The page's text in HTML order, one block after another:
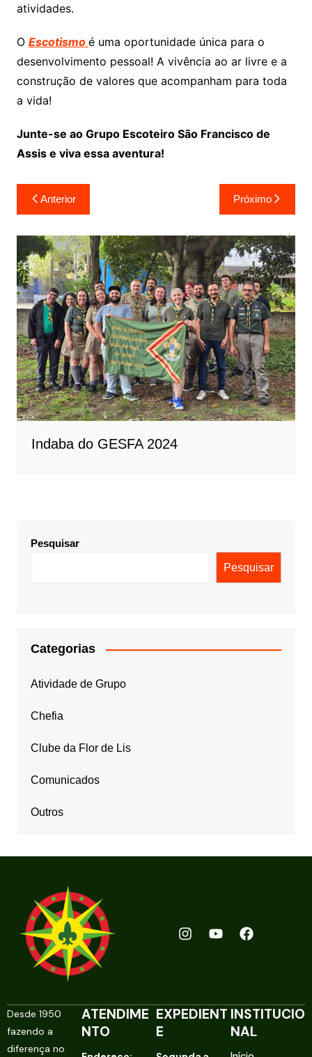
atividades.
O Escotismo é uma oportunidade única para o
desenvolvimento pessoal! A vivência ao ar livre e a
construção de valores que acompanham para toda
a vida!
Junte-se ao Grupo Escoteiro São Francisco de
Assis e viva essa aventura!
Anterior Próximo
Indaba do GESFA 2024
Pesquisar
Pesquisar
Categorias
Atividade de Grupo
Chefia
Clube da Flor de Lis
Comunicados
Outros
Desde 1950
fazendo a
diferença no
ATENDIME
NTO
EXPEDIENT
E
INSTITUCIO
NAL